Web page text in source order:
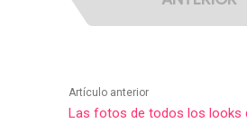
Artículo anterior
Las fotos de todos los looks